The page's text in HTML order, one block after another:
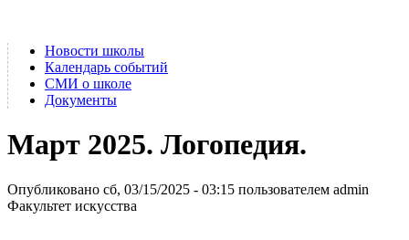
Новости школы
Календарь событий
СМИ о школе
Документы
Март 2025. Логопедия.
Опубликовано сб, 03/15/2025 - 03:15 пользователем admin
Факультет искусства